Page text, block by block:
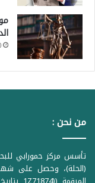
من نحن :
(الحلة)، وحصل على